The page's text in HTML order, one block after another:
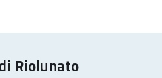
Riolunato